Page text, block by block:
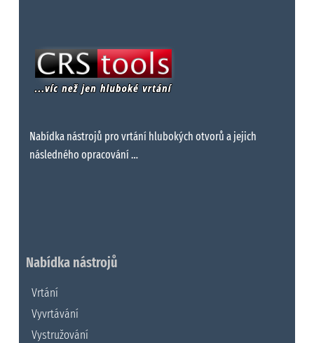
Nabídka nástrojů pro vrtání hlubokých otvorů a jejich
následného opracování …
Nabídka nástrojů
Vrtání
Vyvrtávání
Vystružování